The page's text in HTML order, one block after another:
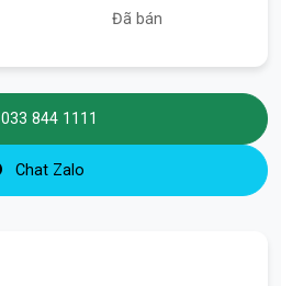
Đã bán
033 844 1111
Chat Zalo